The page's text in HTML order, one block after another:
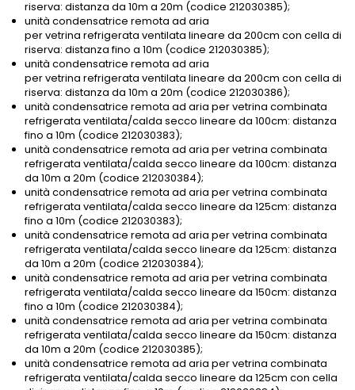
riserva: distanza da 10m a 20m (codice 212030385);
unità condensatrice remota ad aria
per vetrina refrigerata ventilata lineare da 200cm con cella di
riserva: distanza fino a 10m (codice 212030385);
unità condensatrice remota ad aria
per vetrina refrigerata ventilata lineare da 200cm con cella di
riserva: distanza da 10m a 20m (codice 212030386);
unità condensatrice remota ad aria per vetrina combinata
refrigerata ventilata/calda secco lineare da 100cm: distanza
fino a 10m (codice 212030383);
unità condensatrice remota ad aria per vetrina combinata
refrigerata ventilata/calda secco lineare da 100cm: distanza
da 10m a 20m (codice 212030384);
unità condensatrice remota ad aria per vetrina combinata
refrigerata ventilata/calda secco lineare da 125cm: distanza
fino a 10m (codice 212030383);
unità condensatrice remota ad aria per vetrina combinata
refrigerata ventilata/calda secco lineare da 125cm: distanza
da 10m a 20m (codice 212030384);
unità condensatrice remota ad aria per vetrina combinata
refrigerata ventilata/calda secco lineare da 150cm: distanza
fino a 10m (codice 212030384);
unità condensatrice remota ad aria per vetrina combinata
refrigerata ventilata/calda secco lineare da 150cm: distanza
da 10m a 20m (codice 212030385);
unità condensatrice remota ad aria per vetrina combinata
refrigerata ventilata/calda secco lineare da 125cm con cella